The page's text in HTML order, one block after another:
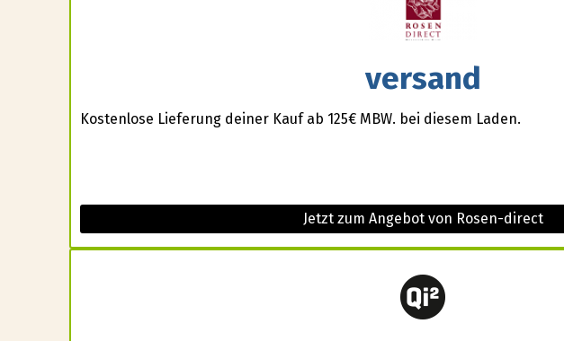
versand
Kostenlose Lieferung deiner Kauf ab 125€ MBW. bei diesem Laden.
Jetzt zum Angebot von Rosen-direct